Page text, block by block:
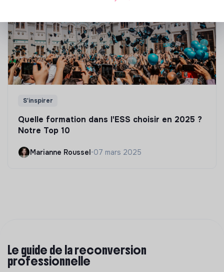
S'inspirer
Quelle formation dans l'ESS choisir en 2025 ?
Notre Top 10
Marianne Roussel•07 mars 2025
Le guide de la reconversion
professionnelle